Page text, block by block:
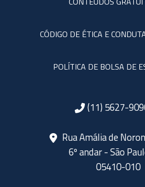
CÓDIGO DE ÉTICA E
POLÍTICA DE BOLSA DE
(11) 5627-
Rua Amália de
6º andar - São
05410-010